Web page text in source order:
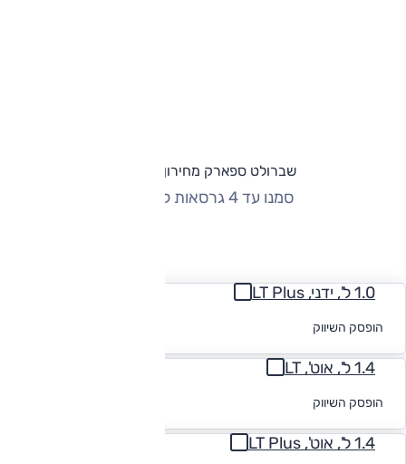
שברולט ספארק מחירון וגרסאות
סמנו עד 4 גרסאות להשוואה
1.0 ל', ידני, LT Plus
הופסק השיווק
1.4 ל', אוט', LT
הופסק השיווק
1.4 ל', אוט', LT Plus